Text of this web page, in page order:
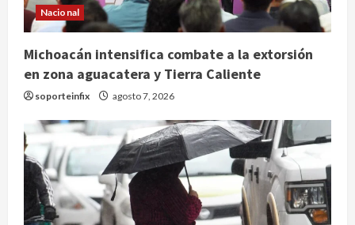
Nacional
Michoacán intensifica combate a la extorsión
en zona aguacatera y Tierra Caliente
soporteinfix agosto 7, 2026